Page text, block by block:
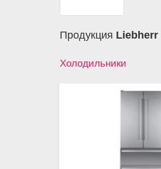
Продукция Liebherr
Холодильники